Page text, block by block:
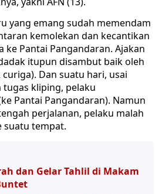
yang emang sudah memendam
kemolekan dan kecantikan
ke Pantai Pangandaran. Ajakan
itupun disambut baik oleh
Dan suatu hari, usai
kliping, pelaku
Pantai Pangandaran). Namun
perjalanan, pelaku malah
suatu tempat.
dan Gelar Tahlil di Makam